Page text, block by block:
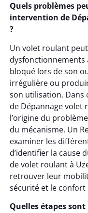
Quels problèmes
intervention de
?
Un volet roulant
dysfonctionnements
bloqué lors de son
irrégulière ou
son utilisation. Dans
de Dépannage
l’origine du
du mécanisme. Un
examiner les
d’identifier la cause
de volet roulant à
retrouver leur
sécurité et le confort
Quelles étapes